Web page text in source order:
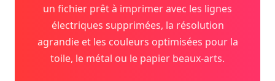
un fichier prêt à imprimer avec les lignes
électriques supprimées, la résolution
agrandie et les couleurs optimisées pour la
toile, le métal ou le papier beaux-arts.